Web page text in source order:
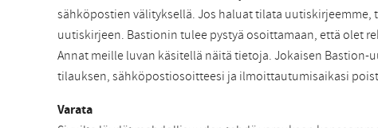
sähköpostien välityksellä. Jos haluat tilata
uutiskirjeen. Bastionin tulee pystyä osoittamaan, että olet
Annat meille luvan käsitellä näitä tietoja. Jokaisen
tilauksen, sähköpostiosoitteesi ja ilmoittautumisaikasi
Varata